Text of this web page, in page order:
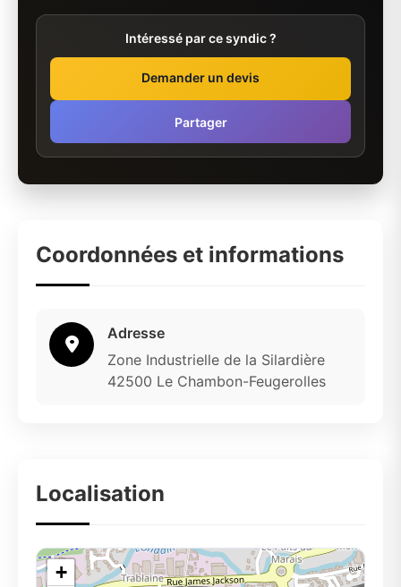
Intéressé par ce syndic ?
Demander un devis
Partager
Coordonnées et informations
Adresse
Zone Industrielle de la Silardière
42500 Le Chambon-Feugerolles
Localisation
+